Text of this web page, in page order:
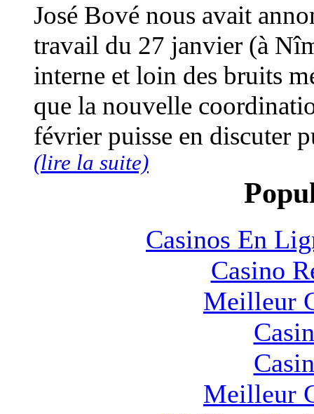
José Bové nous avait
travail du 27 janvier (à
interne et loin des bruits
que la nouvelle
février puisse en discuter
(lire la suite)
Casinos En
Casino
Meilleur
Meilleur